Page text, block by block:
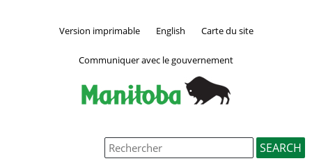
Version imprimable English Carte du site
Communiquer avec le gouvernement